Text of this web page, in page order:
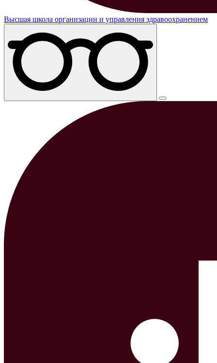
Высшая школа организации и управления здравоохранением